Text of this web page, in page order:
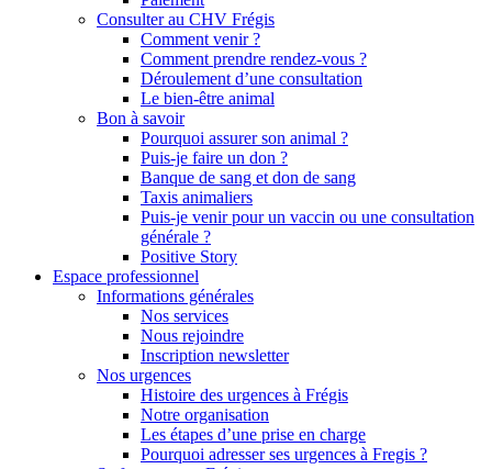
Consulter au CHV Frégis
Comment venir ?
Comment prendre rendez-vous ?
Déroulement d’une consultation
Le bien-être animal
Bon à savoir
Pourquoi assurer son animal ?
Puis-je faire un don ?
Banque de sang et don de sang
Taxis animaliers
Puis-je venir pour un vaccin ou une consultation
générale ?
Positive Story
Espace professionnel
Informations générales
Nos services
Nous rejoindre
Inscription newsletter
Nos urgences
Histoire des urgences à Frégis
Notre organisation
Les étapes d’une prise en charge
Pourquoi adresser ses urgences à Fregis ?